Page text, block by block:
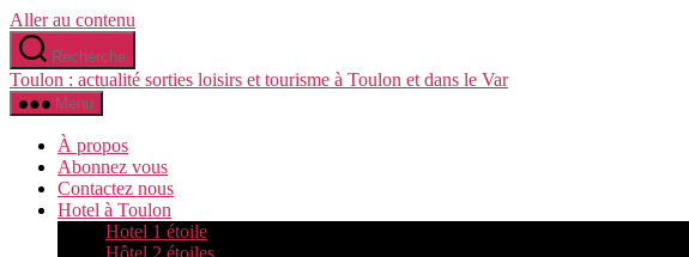
Aller au contenu
Recherche
Toulon : actualité sorties loisirs et tourisme à Toulon et dans le Var
Menu
À propos
Abonnez vous
Contactez nous
Hotel à Toulon
Hotel 1 étoile
Hôtel 2 étoiles